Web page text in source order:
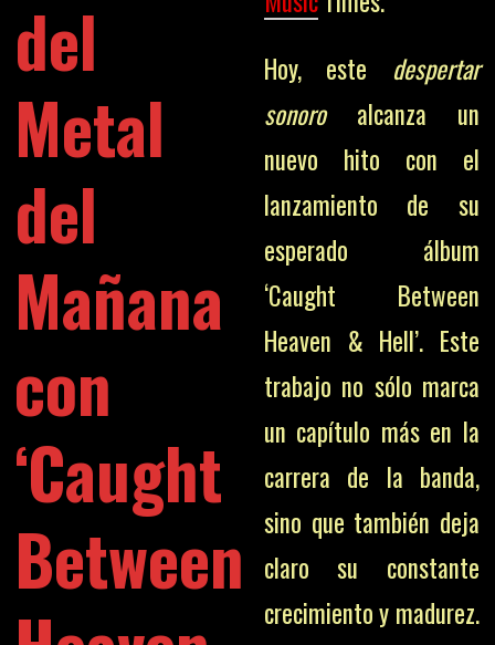
del
Metal
del
Mañana
con
‘Caught
Between
Hoy, este despertar
sonoroalcanza un
nuevo hito con el
lanzamiento de su
esperado álbum
‘Caught Between
Heaven & Hell’. Este
trabajo no sólo marca
un capítulo más en la
carrera de la banda,
sino que también deja
claro su constante
crecimiento y madurez.